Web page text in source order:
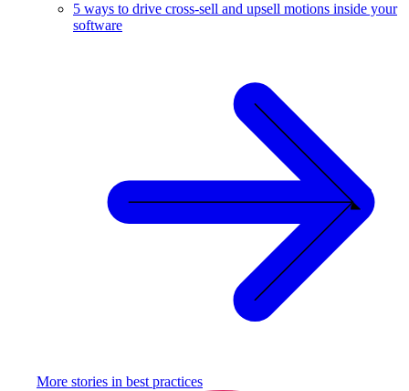
5 ways to drive cross-sell and upsell motions inside your
software
More stories in best practices